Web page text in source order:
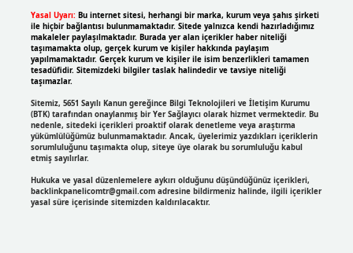
Yasal Uyarı: Bu internet sitesi, herhangi bir marka, kurum veya şahıs şirketi
ile hiçbir bağlantısı bulunmamaktadır. Sitede yalnızca kendi hazırladığımız
makaleler paylaşılmaktadır. Burada yer alan içerikler haber niteliği
taşımamakta olup, gerçek kurum ve kişiler hakkında paylaşım
yapılmamaktadır. Gerçek kurum ve kişiler ile isim benzerlikleri tamamen
tesadüfidir. Sitemizdeki bilgiler taslak halindedir ve tavsiye niteliği
taşımazlar.
Sitemiz, 5651 Sayılı Kanun gereğince Bilgi Teknolojileri ve İletişim Kurumu
(BTK) tarafından onaylanmış bir Yer Sağlayıcı olarak hizmet vermektedir. Bu
nedenle, sitedeki içerikleri proaktif olarak denetleme veya araştırma
yükümlülüğümüz bulunmamaktadır. Ancak, üyelerimiz yazdıkları içeriklerin
sorumluluğunu taşımakta olup, siteye üye olarak bu sorumluluğu kabul
etmiş sayılırlar.
Hukuka ve yasal düzenlemelere aykırı olduğunu düşündüğünüz içerikleri,
backlinkpanelicomtr@gmail.comadresine bildirmeniz halinde, ilgili içerikler
yasal süre içerisinde sitemizden kaldırılacaktır.